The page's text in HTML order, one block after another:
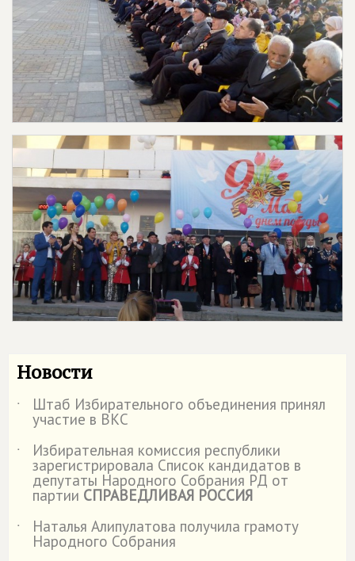
Новости
˙ Штаб Избирательного объединения принял
участие в ВКС
˙
Избирательная комиссия республики
зарегистрировала Список кандидатов в
депутаты Народного Собрания РД от
партии СПРАВЕДЛИВАЯ РОССИЯ
˙
Наталья Алипулатова получила грамоту
Народного Собрания